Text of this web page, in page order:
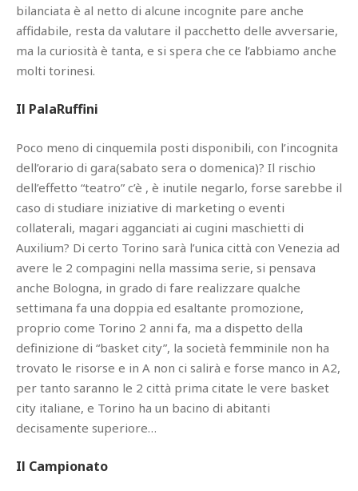
bilanciata è al netto di alcune incognite pare anche
affidabile, resta da valutare il pacchetto delle avversarie,
ma la curiosità è tanta, e si spera che ce l’abbiamo anche
molti torinesi.
Il PalaRuffini
Poco meno di cinquemila posti disponibili, con l’incognita
dell’orario di gara(sabato sera o domenica)? Il rischio
dell’effetto “teatro” c’è , è inutile negarlo, forse sarebbe il
caso di studiare iniziative di marketing o eventi
collaterali, magari agganciati ai cugini maschietti di
Auxilium? Di certo Torino sarà l’unica città con Venezia ad
avere le 2 compagini nella massima serie, si pensava
anche Bologna, in grado di fare realizzare qualche
settimana fa una doppia ed esaltante promozione,
proprio come Torino 2 anni fa, ma a dispetto della
definizione di “basket city”, la società femminile non ha
trovato le risorse e in A non ci salirà e forse manco in A2,
per tanto saranno le 2 città prima citate le vere basket
city italiane, e Torino ha un bacino di abitanti
decisamente superiore…
Il Campionato